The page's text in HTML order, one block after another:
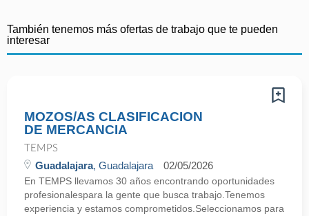
También tenemos más ofertas de trabajo que te pueden
interesar
MOZOS/AS CLASIFICACION
DE MERCANCIA
TEMPS
Guadalajara, Guadalajara 02/05/2026
En TEMPS llevamos 30 años encontrando oportunidades
profesionalespara la gente que busca trabajo.Tenemos
experiencia y estamos comprometidos.Seleccionamos para